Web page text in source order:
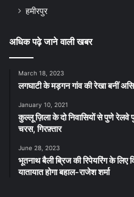
हमीरपुर
अधिक पढ़े जाने वाली खबर
March 18, 2023
लगघाटी के मड़गन गांव की रेखा बनीं
January 10, 2021
कुल्लू ज़िला के दो निवासियों से पुणे
चरस, गिरफ़्तार
June 28, 2023
भूतनाथ बैली ब्रिज की रिपेयरिंग के
यातायात होगा बहाल-राजेश शर्मा